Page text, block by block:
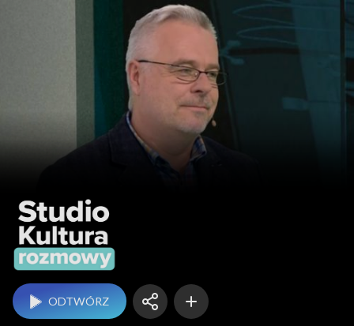
Studio Kultura Rozmowy
ODTWÓRZ